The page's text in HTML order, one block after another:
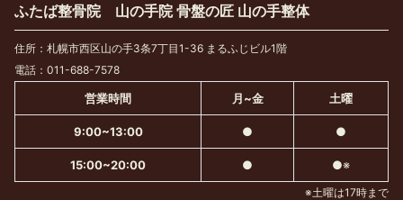
ふたば整骨院 山の手院 骨盤の匠 山の手整体
住所：札幌市西区山の手3条7丁目1-36 まるふじビル1階
電話：011-688-7578
営業時間 月~金 土曜
9:00~13:00 ● ●
15:00~20:00 ● ●※
※土曜は17時まで